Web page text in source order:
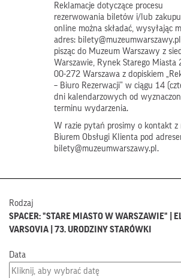
Reklamacje dotyczące procesu
rezerwowania biletów i/lub
online można składać, wysyłając
adres:
pisząc do Muzeum Warszawy z
Warszawie, Rynek Starego Miasta
00-272 Warszawa z dopiskiem
– Biuro Rezerwacji” w ciągu 14
dni kalendarzowych od
terminu wydarzenia.
W razie pytań prosimy o kontakt z
Biurem Obsługi Klienta pod
bilety@muzeumwarszawy.pl.
Rodzaj
SPACER: "STARE MIASTO W WARSZAWIE" |
VARSOVIA | 73. URODZINY STARÓWKI
Data